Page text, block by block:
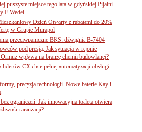
puszyste miejsce tego lata w gdyńskiej Pijalni
E.Wedel
Dzień Otwarty z rabatami do 20%
w Grupie Murapol
przeciwpaniczne BKS: dźwignia B-7404
pod presją. Jak sytuacja w rejonie
wpływa na branżę chemii budowlanej?
liderów CX chce pełnej automatyzacji obsługi
precyzja technologii. Nowe baterie Kay i
ograniczeń. Jak innowacyjna toaleta otwiera
aranżacji?